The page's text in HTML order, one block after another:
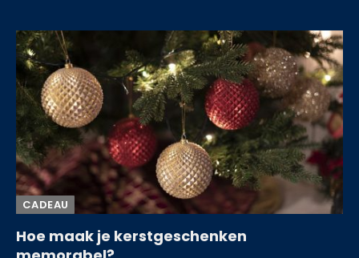
CADEAU
Hoe maak je kerstgeschenken